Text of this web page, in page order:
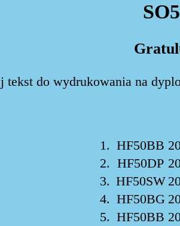
tekst do wydrukowania na
1. HF50BB
2. HF50DP
3. HF50SW
4. HF50BG
5. HF50BB